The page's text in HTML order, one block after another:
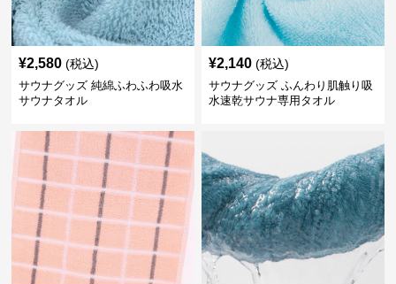
¥2,580 (税込)
サウナグッズ 純綿ふわふわ吸水
サウナタオル
¥2,140 (税込)
サウナグッズ ふんわり肌触り吸
水速乾サウナ専用タオル